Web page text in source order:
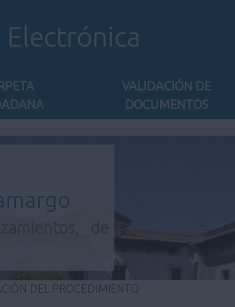
Electrónica
VALIDACIÓN DE
DOCUMENTOS
DEL PROCEDIMIENTO